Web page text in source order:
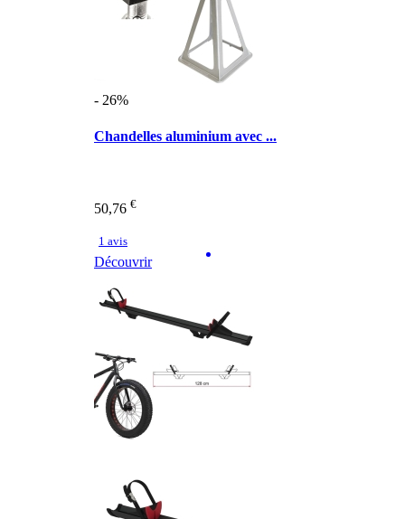
- 26%
Chandelles aluminium avec ...
50,76 €
1 avis
Découvrir